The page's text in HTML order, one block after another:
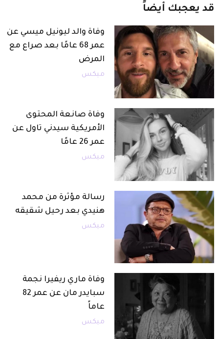
قد يعجبك أيضاً
وفاة والد ليونيل ميسي عن
عمر 68 عامًا بعد صراع مع
المرض
ميكس
وفاة صانعة المحتوى
الأمريكية سيدني تاول عن
عمر 26 عامًا
ميكس
رسالة مؤثرة من محمد
هنيدي بعد رحيل شقيقه
ميكس
وفاة ماري ريفيرا نجمة
سبايدر مان عن عمر 82
عاماً
ميكس